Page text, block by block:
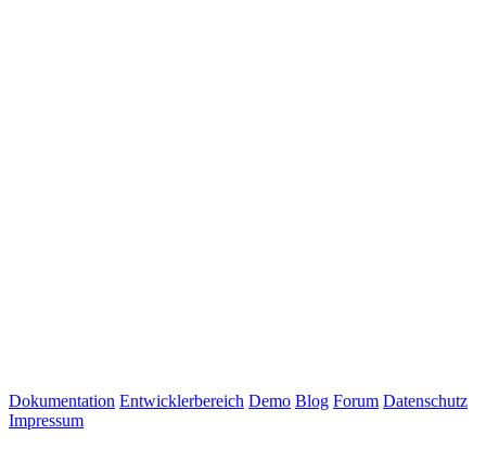
Dokumentation Entwicklerbereich Demo Blog Forum Datenschutz
Impressum